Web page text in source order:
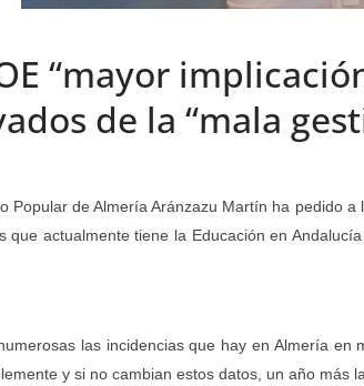
“mayor
de la “mala
Popular de Almería Aránzazu Martín ha pedido
que actualmente tiene la Educación en
las incidencias que hay en Almería
y si no cambian estos datos, un año más